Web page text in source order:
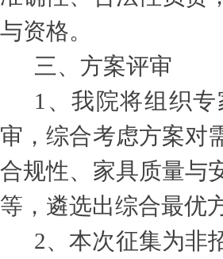
与资格。
三、方案评审
1 、我院将组织
审，综合考虑方案对
合规性、家具质量与
等，遴选出综合最优
2、本次征集为非